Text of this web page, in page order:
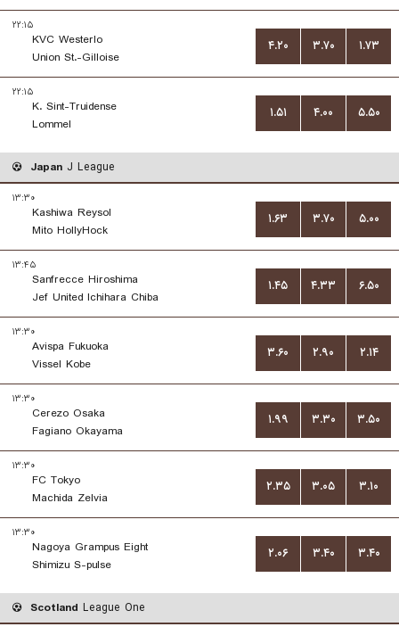
۲۲:۱۵
KVC Westerlo
Union St.-Gilloise
۴.۲۰ ۳.۷۰ ۱.۷۳
۲۲:۱۵
K. Sint-Truidense
Lommel
۱.۵۱ ۴.۰۰ ۵.۵۰
Japan J League
۱۳:۳۰
Kashiwa Reysol
Mito HollyHock
۱.۶۳ ۳.۷۰ ۵.۰۰
۱۳:۴۵
Sanfrecce Hiroshima
Jef United Ichihara Chiba
۱.۴۵ ۴.۳۳ ۶.۵۰
۱۳:۳۰
Avispa Fukuoka
Vissel Kobe
۳.۶۰ ۲.۹۰ ۲.۱۴
۱۳:۳۰
Cerezo Osaka
Fagiano Okayama
۱.۹۹ ۳.۳۰ ۳.۵۰
۱۳:۳۰
FC Tokyo
Machida Zelvia
۲.۳۵ ۳.۰۵ ۳.۱۰
۱۳:۳۰
Nagoya Grampus Eight
Shimizu S-pulse
۲.۰۶ ۳.۴۰ ۳.۴۰
Scotland League One